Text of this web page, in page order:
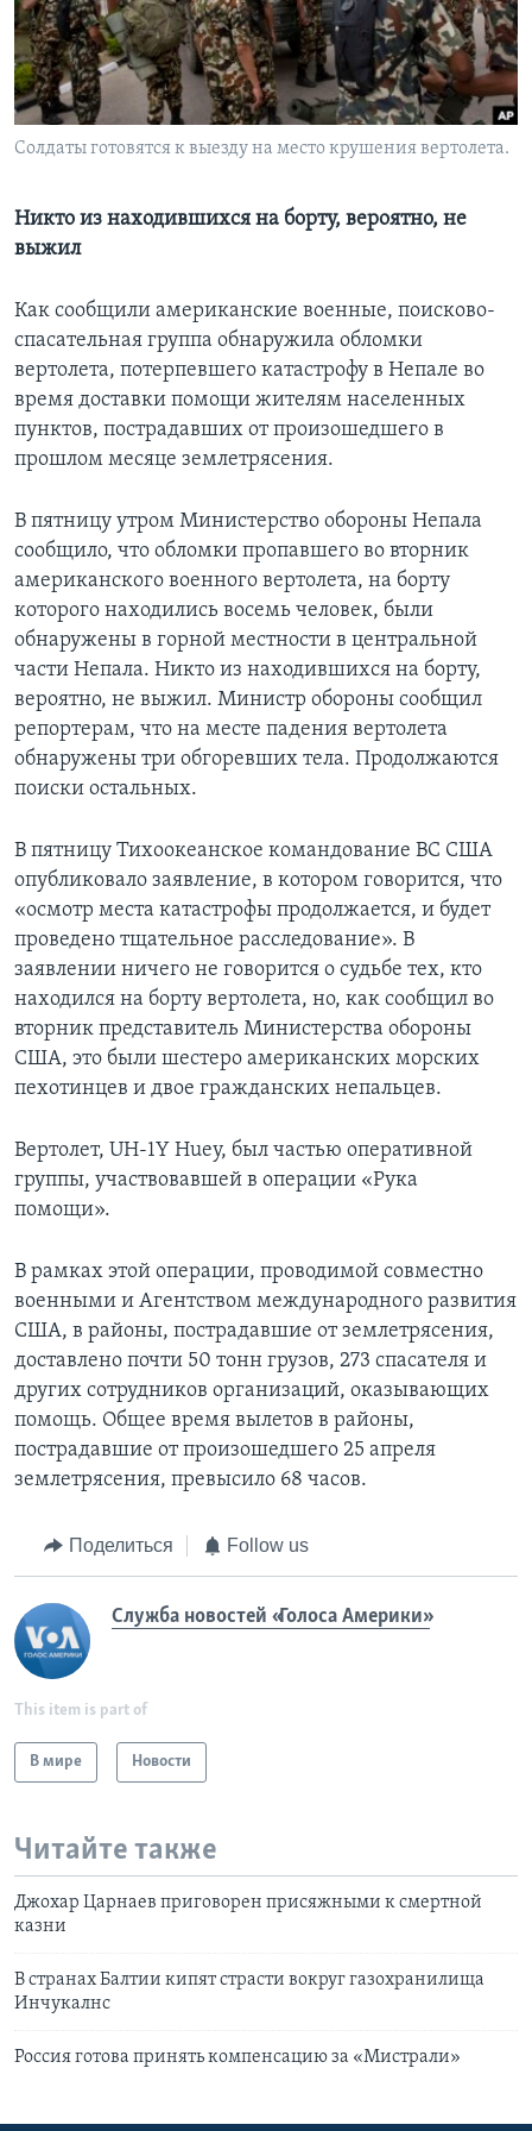
Learning English
СОЦИАЛЬНЫЕ СЕТИ
Языки
Солдаты готовятся к выезду на место крушения вертолета.
Никто из находившихся на борту, вероятно, не
выжил
Как сообщили американские военные, поисково-
спасательная группа обнаружила обломки
вертолета, потерпевшего катастрофу в Непале во
время доставки помощи жителям населенных
пунктов, пострадавших от произошедшего в
прошлом месяце землетрясения.
В пятницу утром Министерство обороны Непала
сообщило, что обломки пропавшего во вторник
американского военного вертолета, на борту
которого находились восемь человек, были
обнаружены в горной местности в центральной
части Непала. Никто из находившихся на борту,
вероятно, не выжил. Министр обороны сообщил
репортерам, что на месте падения вертолета
обнаружены три обгоревших тела. Продолжаются
поиски остальных.
В пятницу Тихоокеанское командование ВС США
опубликовало заявление, в котором говорится, что
«осмотр места катастрофы продолжается, и будет
проведено тщательное расследование». В
заявлении ничего не говорится о судьбе тех, кто
находился на борту вертолета, но, как сообщил во
вторник представитель Министерства обороны
США, это были шестеро американских морских
пехотинцев и двое гражданских непальцев.
Вертолет, UH-1Y Huey, был частью оперативной
группы, участвовавшей в операции «Рука
помощи».
В рамках этой операции, проводимой совместно
военными и Агентством международного развития
США, в районы, пострадавшие от землетрясения,
доставлено почти 50 тонн грузов, 273 спасателя и
других сотрудников организаций, оказывающих
помощь. Общее время вылетов в районы,
пострадавшие от произошедшего 25 апреля
землетрясения, превысило 68 часов.
Поделиться Follow us
Служба новостей «Голоса Америки»
This item is part of
В мире Новости
Читайте также
Джохар Царнаев приговорен присяжными к смертной
казни
В странах Балтии кипят страсти вокруг газохранилища
Инчукалнс
Россия готова принять компенсацию за «Мистрали»